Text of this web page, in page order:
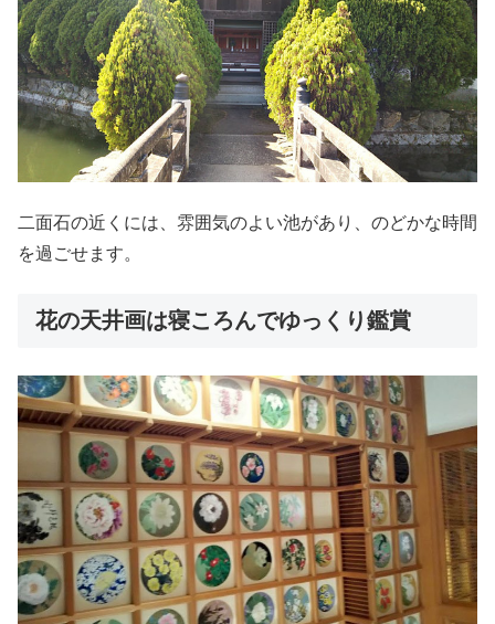
二面石の近くには、雰囲気のよい池があり、のどかな時間
を過ごせます。
花の天井画は寝ころんでゆっくり鑑賞